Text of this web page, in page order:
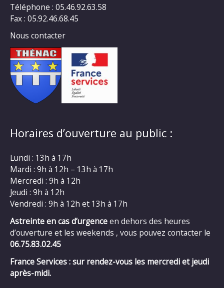
Téléphone : 05.46.92.63.58
Fax : 05.92.46.68.45
Nous contacter
Horaires d’ouverture au public :
Lundi : 13h à 17h
Mardi : 9h à 12h – 13h à 17h
Mercredi : 9h à 12h
Jeudi : 9h à 12h
Vendredi : 9h à 12h et 13h à 17h
Astreinte en cas d’urgenceen dehors des heures
d’ouverture et les weekends , vous pouvez contacter le
06.75.83.02.45
France Services : sur rendez-vous les mercredi et jeudi
après-midi.